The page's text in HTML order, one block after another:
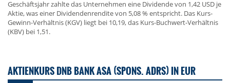
Geschäftsjahr zahlte das Unternehmen eine Dividende von 1,42 USD je
Aktie, was einer Dividendenrendite von 5,08 % entspricht. Das Kurs-
Gewinn-Verhältnis (KGV) liegt bei 10,19, das Kurs-Buchwert-Verhältnis
(KBV) bei 1,51.
AKTIENKURS DNB BANK ASA (SPONS. ADRS) IN EUR